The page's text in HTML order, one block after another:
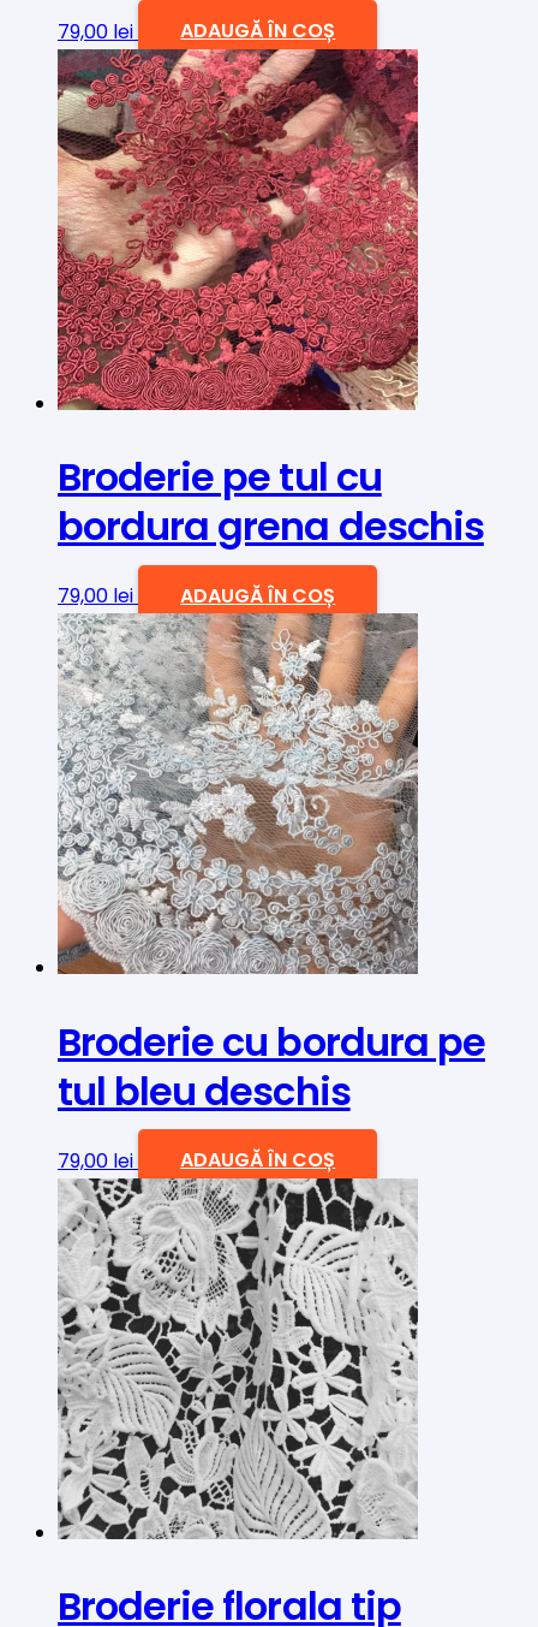
79,00 lei ADAUGĂ ÎN COȘ
Broderie pe tul cu
bordura grena deschis
79,00 lei ADAUGĂ ÎN COȘ
Broderie cu bordura pe
tul bleu deschis
79,00 lei ADAUGĂ ÎN COȘ
Broderie florala tip